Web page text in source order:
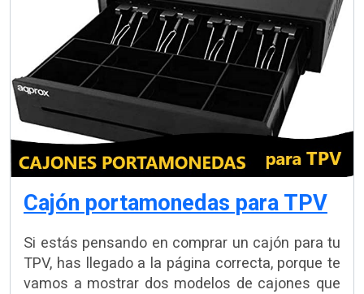
Cajón portamonedas para TPV
Si estás pensando en comprar un cajón para tu
TPV, has llegado a la página correcta, porque te
vamos a mostrar dos modelos de cajones que